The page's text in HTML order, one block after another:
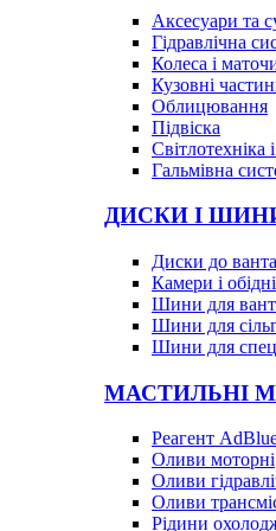
Аксесуари та
Гідравлічна
Колеса і
Кузовні
Облицювання
Підвіска
Світлотехніка
Гальмівна
ДИСКИ І
Диски до
Камери і
Шини для
Шини для
Шини для
МАСТИЛЬНІ
Реагент
Оливи моторні
Оливи
Оливи
Рідини